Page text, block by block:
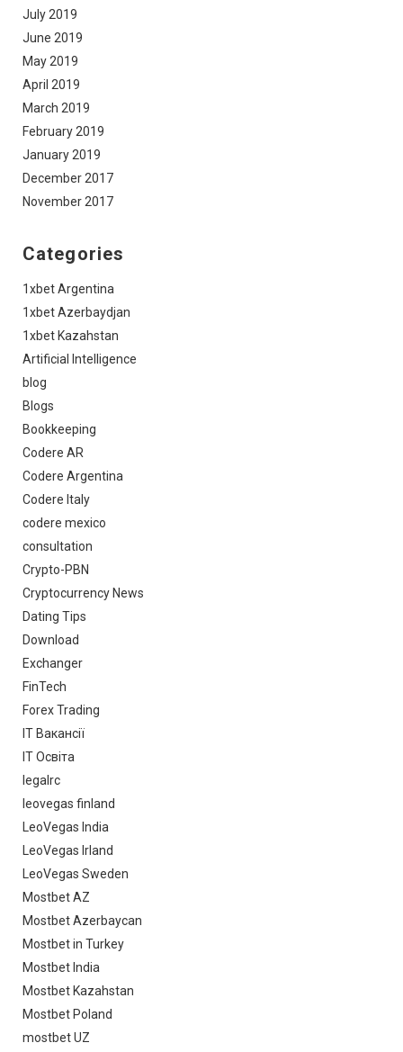
July 2019
June 2019
May 2019
April 2019
March 2019
February 2019
January 2019
December 2017
November 2017
Categories
1xbet Argentina
1xbet Azerbaydjan
1xbet Kazahstan
Artificial Intelligence
blog
Blogs
Bookkeeping
Codere AR
Codere Argentina
Codere Italy
codere mexico
consultation
Crypto-PBN
Cryptocurrency News
Dating Tips
Download
Exchanger
FinTech
Forex Trading
IT Вакансії
IT Освіта
legalrc
leovegas finland
LeoVegas India
LeoVegas Irland
LeoVegas Sweden
Mostbet AZ
Mostbet Azerbaycan
Mostbet in Turkey
Mostbet India
Mostbet Kazahstan
Mostbet Poland
mostbet UZ